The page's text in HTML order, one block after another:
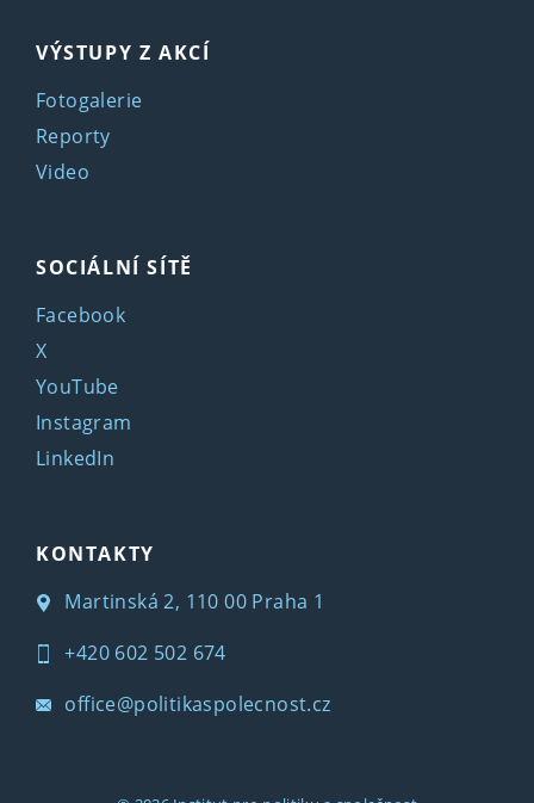
VÝSTUPY Z AKCÍ
Fotogalerie
Reporty
Video
SOCIÁLNÍ SÍTĚ
Facebook
X
YouTube
Instagram
LinkedIn
KONTAKTY
Martinská 2, 110 00 Praha 1
+420 602 502 674
office@politikaspolecnost.cz